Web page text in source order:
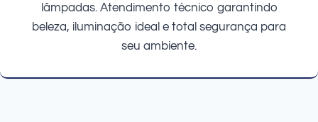
lâmpadas. Atendimento técnico garantindo
beleza, iluminação ideal e total segurança para
seu ambiente.